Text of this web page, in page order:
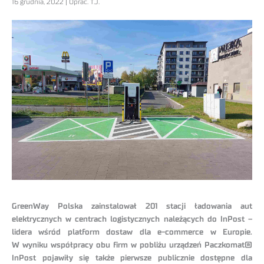
16 grudnia, 2022 | Oprac. T.J.
GreenWay Polska zainstalował 201 stacji ładowania aut
elektrycznych w centrach logistycznych należących do InPost –
lidera wśród platform dostaw dla e-commerce w Europie.
W wyniku współpracy obu firm w pobliżu urządzeń Paczkomat®
InPost pojawiły się także pierwsze publicznie dostępne dla